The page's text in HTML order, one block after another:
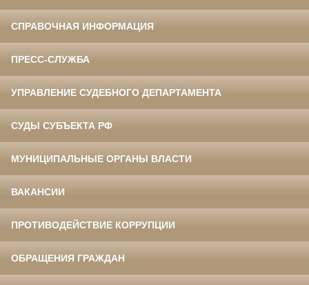
СПРАВОЧНАЯ ИНФОРМАЦИЯ
ПРЕСС-СЛУЖБА
УПРАВЛЕНИЕ СУДЕБНОГО ДЕПАРТАМЕНТА
СУДЫ СУБЪЕКТА РФ
МУНИЦИПАЛЬНЫЕ ОРГАНЫ ВЛАСТИ
ВАКАНСИИ
ПРОТИВОДЕЙСТВИЕ КОРРУПЦИИ
ОБРАЩЕНИЯ ГРАЖДАН